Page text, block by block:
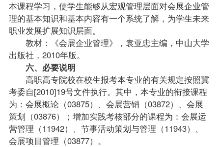
本课程学习，使学生能够从宏观管理层面对会展企业管
理的基本知识和基本内容有一个系统了解，为学生未来
职业发展扩展知识层面。
教材：《会展企业管理》，袁亚忠主编，中山大学
出版社，2010年版。
六、必要说明
高职高专院校在校生报考本专业的有关规定按照冀
考委自[2010]19号文件执行。其中，本专业的衔接课程
为：会展概论（03875）、会展营销（03872）、会展
策划（03876）；增加实践考核部分的课程为：会展运
营管理（11942）、节事活动策划与管理（11943）、
会展项目管理（03877）。